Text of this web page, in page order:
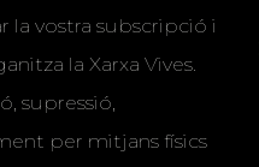
la vostra subscripció i
la Xarxa Vives.
supressió,
per mitjans físics